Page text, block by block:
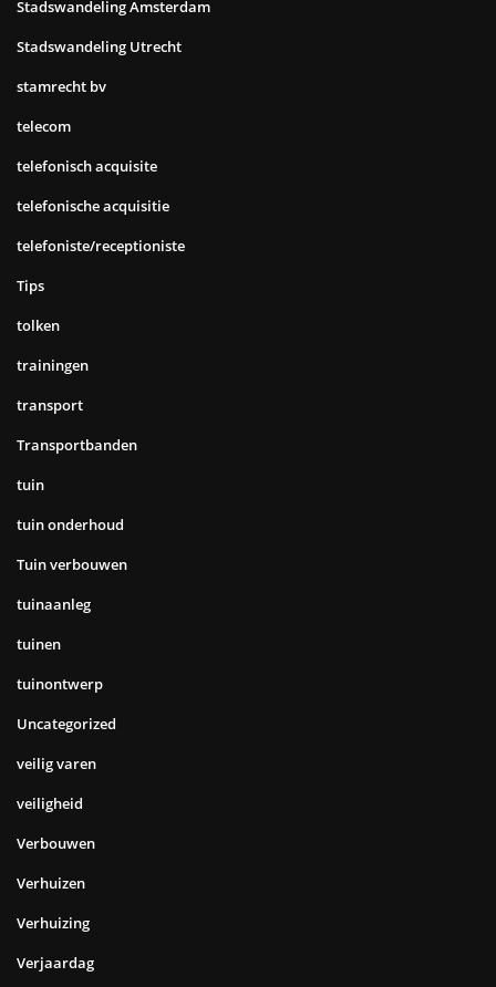
Stadswandeling Amsterdam
Stadswandeling Utrecht
stamrecht bv
telecom
telefonisch acquisite
telefonische acquisitie
telefoniste/receptioniste
Tips
tolken
trainingen
transport
Transportbanden
tuin
tuin onderhoud
Tuin verbouwen
tuinaanleg
tuinen
tuinontwerp
Uncategorized
veilig varen
veiligheid
Verbouwen
Verhuizen
Verhuizing
Verjaardag